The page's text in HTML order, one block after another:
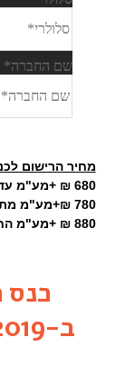
מחיר הרישום
680 ₪ +מע"מ עד לתאריך 10.5.19
780 ₪+מע"מ מתאריך 11.5.19 עד לתאריך 25.5.19
880 ₪ +מע"מ החל מתאריך 26.5.19
כנס
ב-13.6.2019, בכפר המכביה